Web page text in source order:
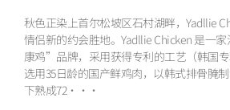
秋色正染上首尔松坡区石村湖畔，Yadllie
情侣新的约会胜地。Yadllie Chicken 是一
康鸡”品牌，采用获得专利的工艺（韩国专
选用35日龄的国产鲜鸡肉，以韩式排骨腌
下熟成72···